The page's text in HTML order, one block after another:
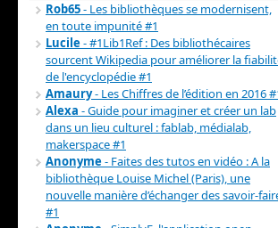
Rob65- Les bibliothèques se modernisent,
en toute impunité #1
Lucile- #1Lib1Ref : Des bibliothécaires
sourcent Wikipedia pour améliorer la
de l'encyclopédie #1
Amaury- Les Chiffres de l’édition en 2016
Alexa - Guide pour imaginer et créer un lab
dans un lieu culturel : fablab, médialab,
makerspace #1
Anonyme- Faites des tutos en vidéo : A la
bibliothèque Louise Michel (Paris), une
nouvelle manière d’échanger des savoir-
#1